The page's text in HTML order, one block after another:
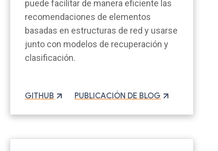
puede facilitar de manera eficiente las
recomendaciones de elementos
basadas en estructuras de red y usarse
junto con modelos de recuperación y
clasificación.
GITHUB PUBLICACIÓN DE BLOG